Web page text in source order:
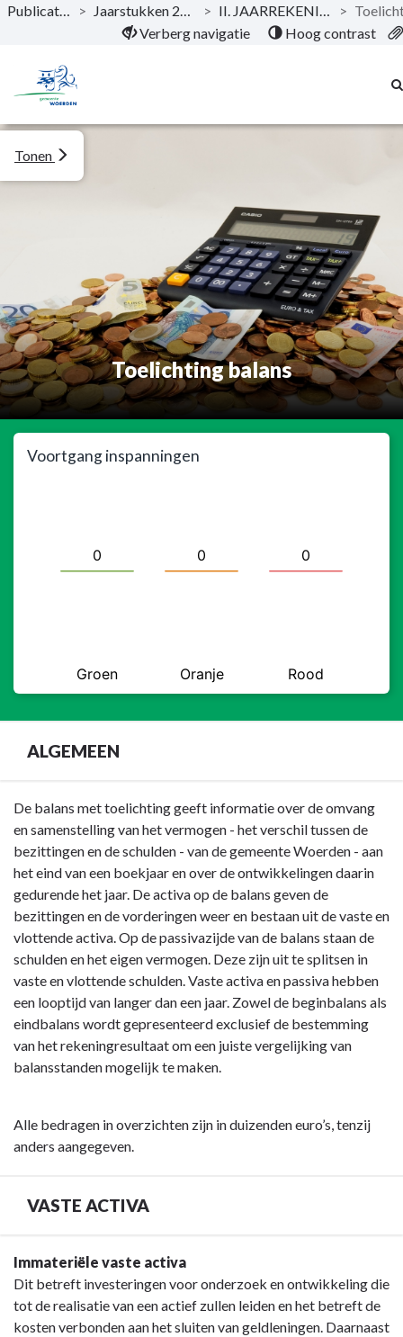
Naar hoofdinhoud
Publicaties > Jaarstukken 2024 > II. JAARREKENING
>
Verberg navigatie
Hoog contrast
Toelichting balans
Voortgang inspanningen
Tonen
ALGEMEEN
Terug
naar
navigatie
Toelichting
balans
ALGEMEEN
De balans met toelichting geeft informatie over de omvang
en samenstelling van het vermogen - het verschil tussen de
bezittingen en de schulden - van de gemeente Woerden - aan
het eind van een boekjaar en over de ontwikkelingen daarin
gedurende het jaar. De activa op de balans geven de
bezittingen en de vorderingen weer en bestaan uit de vaste en
vlottende activa. Op de passivazijde van de balans staan de
schulden en het eigen vermogen. Deze zijn uit te splitsen in
vaste en vlottende schulden. Vaste activa en passiva hebben
een looptijd van langer dan een jaar. Zowel de beginbalans als
eindbalans wordt gepresenteerd exclusief de bestemming
van het rekeningresultaat om een juiste vergelijking van
balansstanden mogelijk te maken.
Alle bedragen in overzichten zijn in duizenden euro’s, tenzij
anders aangegeven.
VASTE ACTIVA
Terug
naar
navigatie
Immateriële vaste activa
Dit betreft investeringen voor onderzoek en ontwikkeling die
tot de realisatie van een actief zullen leiden en het betreft de
kosten verbonden aan het sluiten van geldleningen. Daarnaast